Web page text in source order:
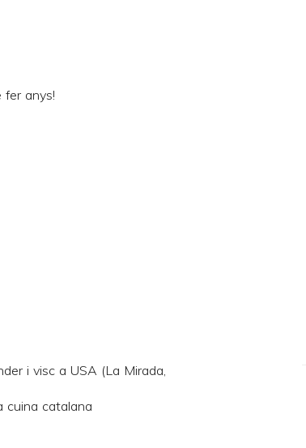
fer anys!
i visc a USA (La Mirada,
cuina catalana